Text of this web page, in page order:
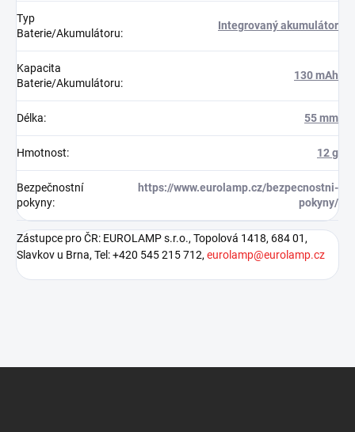
Typ
Baterie/Akumulátoru:
Integrovaný akumulátor
Kapacita
Baterie/Akumulátoru:
130 mAh
Délka: 55 mm
Hmotnost: 12 g
Bezpečnostní
pokyny:
https://www.eurolamp.cz/bezpecnostni-
pokyny/
Zástupce pro ČR: EUROLAMP s.r.o., Topolová 1418, 684 01,
Slavkov u Brna, Tel: +420 545 215 712, eurolamp@eurolamp.cz